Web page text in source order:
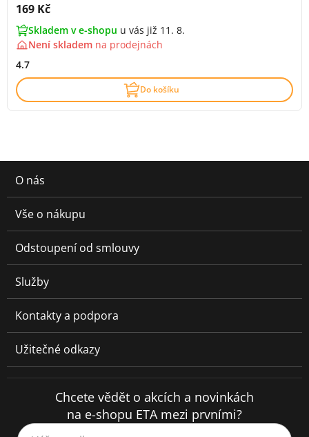
Cena s DPH:
169 Kč
Skladem v e-shopu u vás již 11. 8.
Není skladem na prodejnách
4.7
Do košíku
O nás
Vše o nákupu
Odstoupení od smlouvy
Služby
Kontakty a podpora
Užitečné odkazy
Chcete vědět o akcích a novinkách
na e-shopu ETA mezi prvními?
Váš e-mail